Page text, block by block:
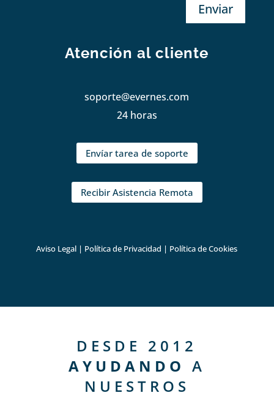
Enviar
Atención al cliente
soporte@evernes.com
24 horas
Envíar tarea de soporte
Recibir Asistencia Remota
Aviso Legal | Política de Privacidad | Política de Cookies
DESDE 2012
AYUDANDO A
NUESTROS